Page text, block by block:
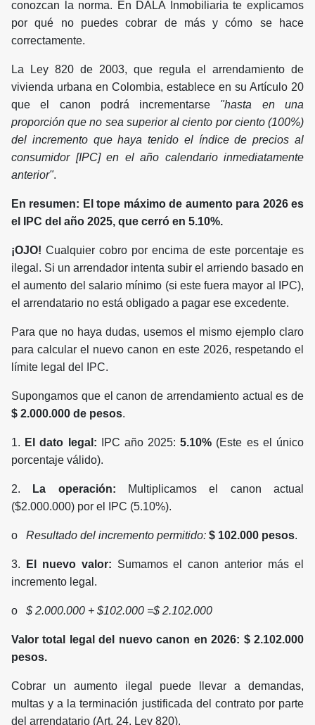
conozcan la norma. En DALA Inmobiliaria te explicamos
por qué no puedes cobrar de más y cómo se hace
correctamente.
La Ley 820 de 2003, que regula el arrendamiento de
vivienda urbana en Colombia, establece en su Artículo 20
que el canon podrá incrementarse "hasta en una
proporción que no sea superior al ciento por ciento (100%)
del incremento que haya tenido el índice de precios al
consumidor [IPC] en el año calendario inmediatamente
anterior".
En resumen: El tope máximo de aumento para 2026 es
el IPC del año 2025, que cerró en 5.10%.
¡OJO! Cualquier cobro por encima de este porcentaje es
ilegal. Si un arrendador intenta subir el arriendo basado en
el aumento del salario mínimo (si este fuera mayor al IPC),
el arrendatario no está obligado a pagar ese excedente.
Para que no haya dudas, usemos el mismo ejemplo claro
para calcular el nuevo canon en este 2026, respetando el
límite legal del IPC.
Supongamos que el canon de arrendamiento actual es de
$ 2.000.000 de pesos.
1. El dato legal: IPC año 2025:5.10% (Este es el único
porcentaje válido).
2. La operación: Multiplicamos el canon actual
($2.000.000) por el IPC (5.10%).
o Resultado del incremento permitido: $ 102.000 pesos.
3. El nuevo valor: Sumamos el canon anterior más el
incremento legal.
o $ 2.000.000 + $102.000 =$ 2.102.000
Valor total legal del nuevo canon en 2026: $ 2.102.000
pesos.
Cobrar un aumento ilegal puede llevar a demandas,
multas y a la terminación justificada del contrato por parte
del arrendatario (Art. 24, Ley 820).